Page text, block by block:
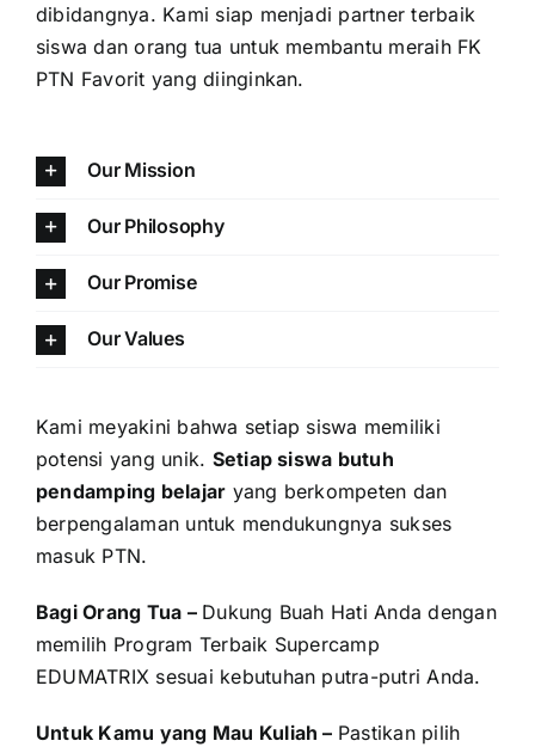
dibidangnya. Kami siap menjadi partner terbaik
siswa dan orang tua untuk membantu meraih FK
PTN Favorit yang diinginkan.
Our Mission
Our Philosophy
Our Promise
Our Values
Kami meyakini bahwa setiap siswa memiliki
potensi yang unik. Setiap siswa butuh
pendamping belajar yang berkompeten dan
berpengalaman untuk mendukungnya sukses
masuk PTN.
Bagi Orang Tua – Dukung Buah Hati Anda dengan
memilih Program Terbaik Supercamp
EDUMATRIX sesuai kebutuhan putra-putri Anda.
Untuk Kamu yang Mau Kuliah – Pastikan pilih